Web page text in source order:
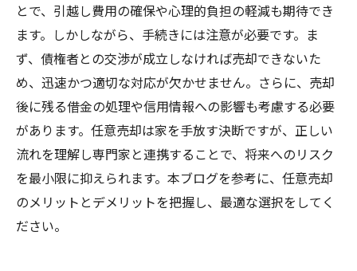
とで、引越し費用の確保や心理的負担の軽減も期待でき
ます。しかしながら、手続きには注意が必要です。ま
ず、債権者との交渉が成立しなければ売却できないた
め、迅速かつ適切な対応が欠かせません。さらに、売却
後に残る借金の処理や信用情報への影響も考慮する必要
があります。任意売却は家を手放す決断ですが、正しい
流れを理解し専門家と連携することで、将来へのリスク
を最小限に抑えられます。本ブログを参考に、任意売却
のメリットとデメリットを把握し、最適な選択をしてく
ださい。